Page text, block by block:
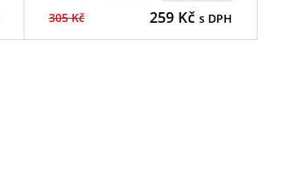
305 Kč 259Kč s DPH